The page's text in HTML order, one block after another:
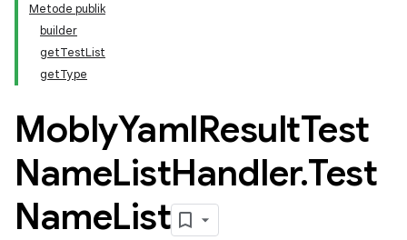
Metode publik
builder
getTestList
getType
MoblyYamlResultTest
NameListHandler.Test
NameList